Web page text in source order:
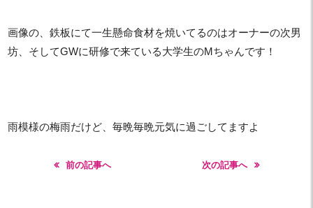
画像の、鉄板にて一生懸命食材を焼いてるのはオーナーの次男
坊、そしてGWに研修で来ている大学生のMちゃんです！
雨模様の梅雨だけど、毎晩毎晩元気に過ごしてますよ
前の記事へ 次の記事へ